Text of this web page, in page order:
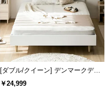
[ダブル/クイーン] デンマークデザ
イン ベッドフレーム 木目調
￥24,999